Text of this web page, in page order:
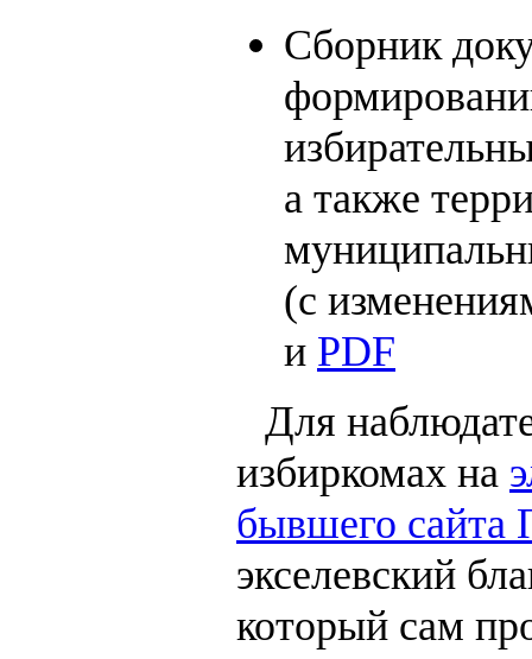
Сборник
а также
(с
и PDF
Для
избиркомах на
бывшего сайта
экселевский
который сам